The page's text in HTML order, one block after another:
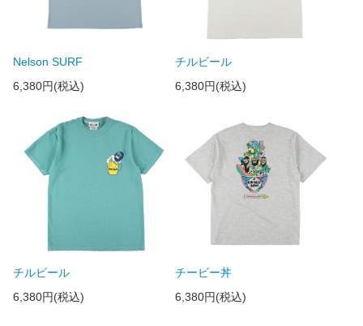
Nelson SURF
6,380円(税込)
チルビール
6,380円(税込)
チルビール
6,380円(税込)
チービー丼
6,380円(税込)